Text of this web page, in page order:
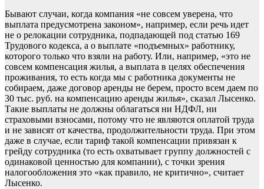
Бывают случаи, когда компания «не совсем уверена, что
выплата предусмотрена законом», например, если речь идет
не о релокации сотрудника, подпадающей под статью 169
Трудового кодекса, а о выплате «подъемных» работнику,
которого только что взяли на работу. Или, например, «это не
совсем компенсация жилья, а выплата в целях обеспечения
проживания, то есть когда мы с работника документы не
собираем, даже договор аренды не берем, просто всем даем по
30 тыс. руб. на компенсацию аренды жилья», сказал Лысенко.
Такие выплаты не должны облагаться ни НДФЛ, ни
страховыми взносами, потому что не являются оплатой труда
и не зависят от качества, продолжительности труда. При этом
даже в случае, если тариф такой компенсации привязан к
грейду сотрудника (то есть охватывает группу должностей с
одинаковой ценностью для компании), с точки зрения
налогообложения это «как правило, не критично», считает
Лысенко.